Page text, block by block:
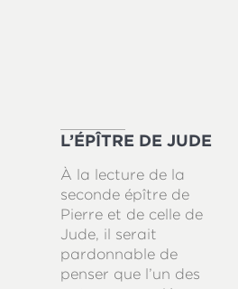
L’ÉPÎTRE DE JUDE
À la lecture de la
seconde épître de
Pierre et de celle de
Jude, il serait
pardonnable de
penser que l’un des